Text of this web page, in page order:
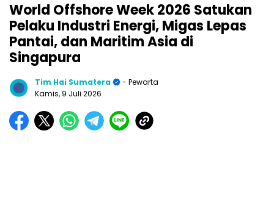
World Offshore Week 2026 Satukan
Pelaku Industri Energi, Migas Lepas
Pantai, dan Maritim Asia di
Singapura
Tim Hai Sumatera
- Pewarta
Kamis, 9 Juli 2026